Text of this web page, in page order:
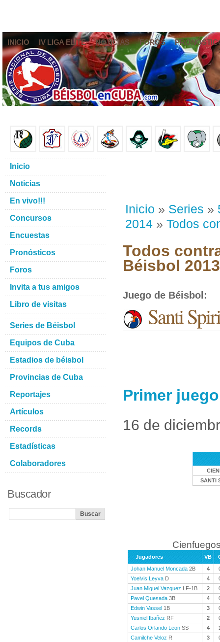
INICIO IV LIGA ELITE NOTICIAS FOROS
Inicio » Series »
2014 » Todos
Todos
Béisbol
Juego de Béisbol :
Santi
Primer
16 de
SANTI
Jugadores VB
Johan Manuel Moncada 2B 4
Yoelvis Leyva D 4
Juan Miguel Vazquez LF-1B 2
Pavel Quesada 3B 4
Edwin Vassel 1B 3
Yusniel Ibañez RF 2
Carlos Orlando Leon SS 4
Camilche Veloz R 3
Inicio
Noticias
En vivo!!!
Concursos
Encuestas
Pronósticos
Foros
Invita a tus amigos
Libro de visitas
Series de Béisbol
Equipos de Cuba
Estadios de béisbol
Provincias de Cuba
Reportajes
Artículos
Records
Estadísticas
Colaboradores
Buscador